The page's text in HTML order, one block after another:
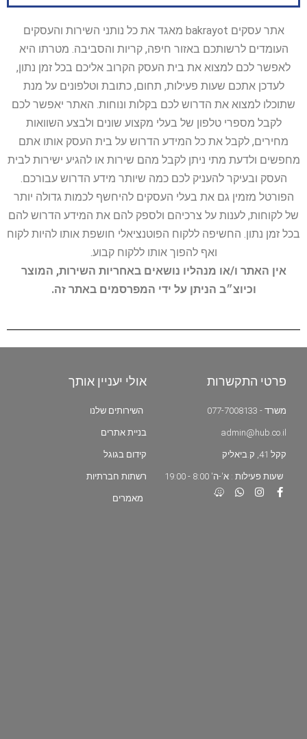
אתר עסקים bakrayot מאגד את כל נותני השירות והעסקים
העומדים לרשותכם באזור חיפה, קריות והסביבה. מטרתו היא
לאפשר לכם למצוא את בית העסק הקרוב אליכם בכל זמן נתון,
לעדכן אתכם שעות פעילות, תחום, כתובת וטלפונים על מנת
שתוכלו למצוא את הדרוש לכם בקלות ונוחות. האתר יאפשר לכם
לקבל מספרי טלפון של בעלי מקצוע שונים ולבצע השוואות
מחירים, לקבל את כל המידע הדרוש על בית העסק אותו אתם
מחפשים ולדעת מתי ניתן לקבל מהם שירות או להגיע ישירות לבית
העסק ובעיקר להעניק לכם כמה שיותר מידע הדרוש עבורכם.
הפורטל מזמין גם את בעלי העסקים להיחשף לכמות גדולה יותר
של לקוחות, לענות על צרכיהם ולספק להם את המידע הדרוש להם
בכל זמן נתון. החשיפה ללקוח הפוטנציאלי חושפת אותו להיות לקוח
ואף להפוך אותו ללקוח קבוע.
אין האתר ו/או מנהליו נושאים באחריות השירות, המוצר
וכיוצ״ב הניתן על ידי המפרסמים באתר זה.
פרטי התקשרות
משרד - 077-7008133
admin@hub.co.il
קקל 41, ק.ביאליק
שעות פעילות : א'-ה' 8:00 - 19:00
אולי יעניין אותך
השירותים שלנו
בניית אתרים
קידום בגוגל
רשתות חברתיות
מאמרים